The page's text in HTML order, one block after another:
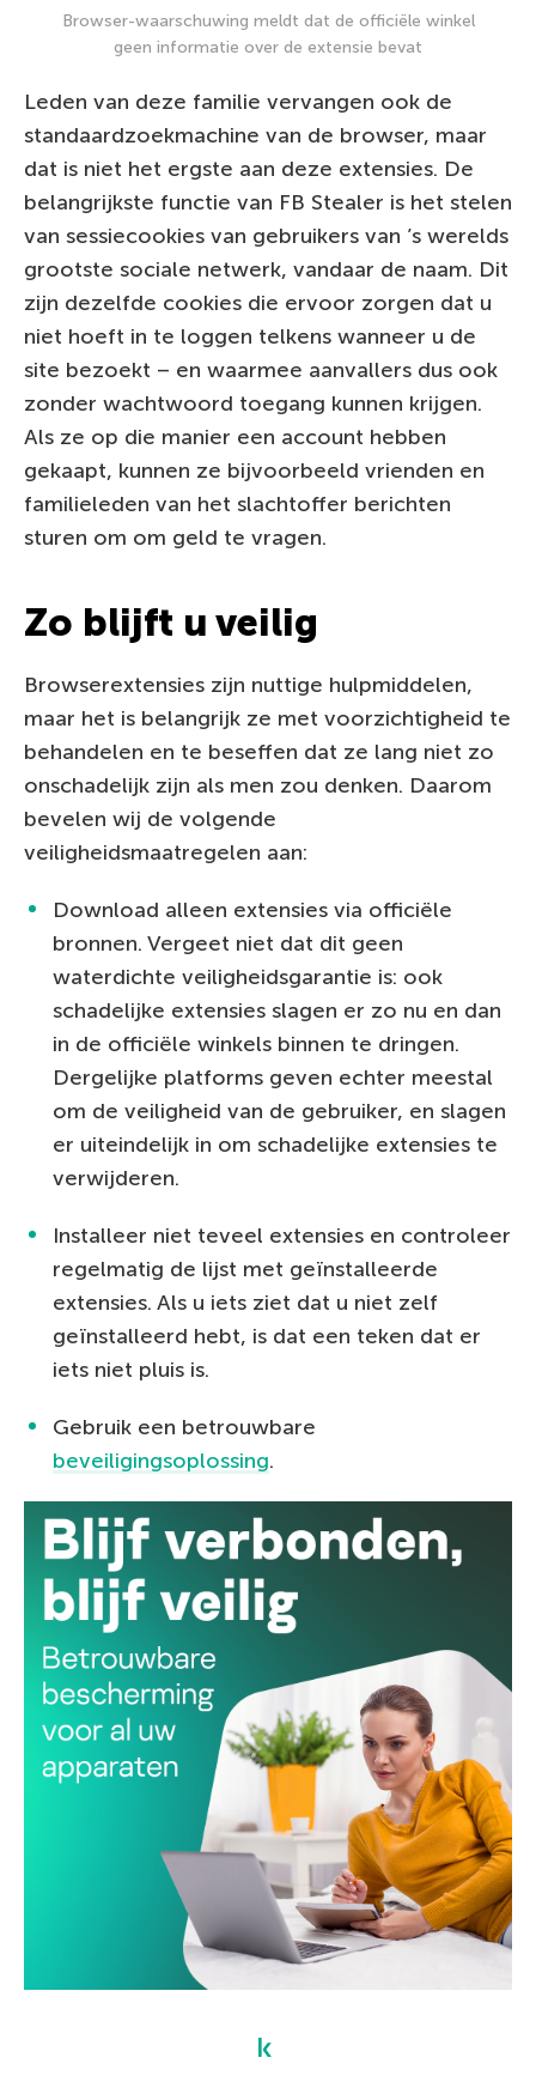
Browser-waarschuwing meldt dat de officiële winkel
geen informatie over de extensie bevat
Leden van deze familie vervangen ook de
standaardzoekmachine van de browser, maar
dat is niet het ergste aan deze extensies. De
belangrijkste functie van FB Stealer is het stelen
van sessiecookies van gebruikers van ’s werelds
grootste sociale netwerk, vandaar de naam. Dit
zijn dezelfde cookies die ervoor zorgen dat u
niet hoeft in te loggen telkens wanneer u de
site bezoekt – en waarmee aanvallers dus ook
zonder wachtwoord toegang kunnen krijgen.
Als ze op die manier een account hebben
gekaapt, kunnen ze bijvoorbeeld vrienden en
familieleden van het slachtoffer berichten
sturen om om geld te vragen.
Zo blijft u veilig
Browserextensies zijn nuttige hulpmiddelen,
maar het is belangrijk ze met voorzichtigheid te
behandelen en te beseffen dat ze lang niet zo
onschadelijk zijn als men zou denken. Daarom
bevelen wij de volgende
veiligheidsmaatregelen aan:
Download alleen extensies via officiële
bronnen. Vergeet niet dat dit geen
waterdichte veiligheidsgarantie is: ook
schadelijke extensies slagen er zo nu en dan
in de officiële winkels binnen te dringen.
Dergelijke platforms geven echter meestal
om de veiligheid van de gebruiker, en slagen
er uiteindelijk in om schadelijke extensies te
verwijderen.
Installeer niet teveel extensies en controleer
regelmatig de lijst met geïnstalleerde
extensies. Als u iets ziet dat u niet zelf
geïnstalleerd hebt, is dat een teken dat er
iets niet pluis is.
Gebruik een betrouwbare
beveiligingsoplossing.